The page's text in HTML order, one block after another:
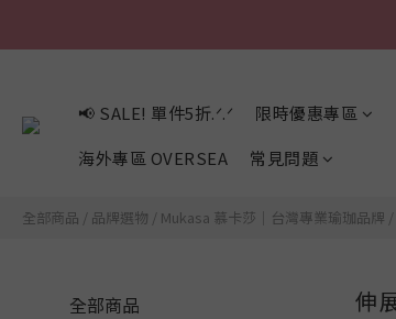
📢 SALE! 單件5折.ᐟ.ᐟ 限時優惠專區
海外專區 OVERSEA
常見問題
全部商品 / 品牌選物 / Mukasa 慕卡莎｜台灣專業瑜珈品牌 /
全部商品
伸